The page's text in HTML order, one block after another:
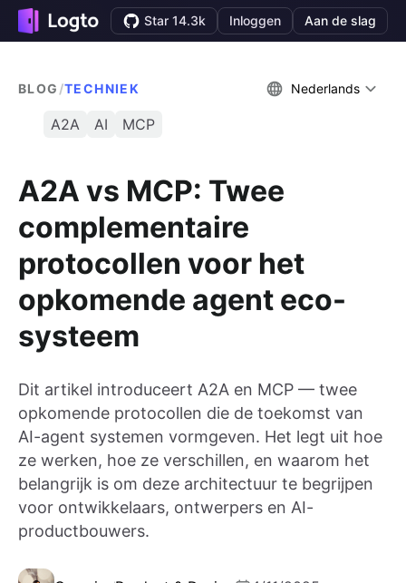
Star 14.3k Inloggen Aan de slag
BLOG /TECHNIEK Nederlands
A2A AI MCP
A2A vs MCP: Twee
complementaire
protocollen voor het
opkomende agent eco-
systeem
Dit artikel introduceert A2A en MCP — twee
opkomende protocollen die de toekomst van
AI-agent systemen vormgeven. Het legt uit hoe
ze werken, hoe ze verschillen, en waarom het
belangrijk is om deze architectuur te begrijpen
voor ontwikkelaars, ontwerpers en AI-
productbouwers.